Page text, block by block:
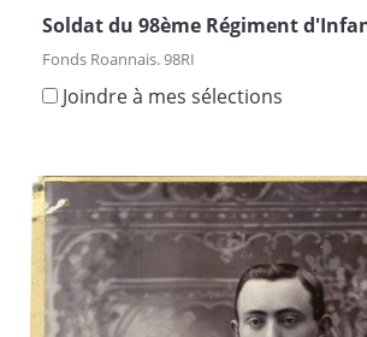
Soldat du 98ème Régiment
Fonds Roannais. 98RI
Joindre à mes sélections